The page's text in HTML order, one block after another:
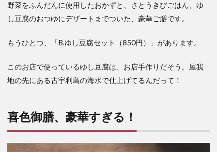
野菜をふんだんに使用したおかずと、さとうきびごはん、ゆ
し豆腐のおつゆにデザートまでついた、豪華ご膳です。
もうひとつ、「B.ゆし豆腐セット（850円）」があります。
このお店で使っているゆし豆腐は、お店手作りだそう。屋我
地の先にある古宇利島の海水で仕上げてるんだって！
喜色御膳、豪華すぎる！